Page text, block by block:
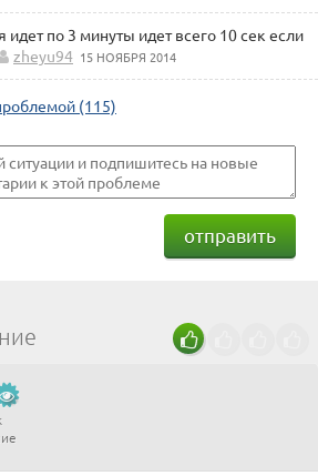
идет по 3 минуты идет всего 10 сек если
zheyu94 15 НОЯБРЯ 2014
(115)
отправить